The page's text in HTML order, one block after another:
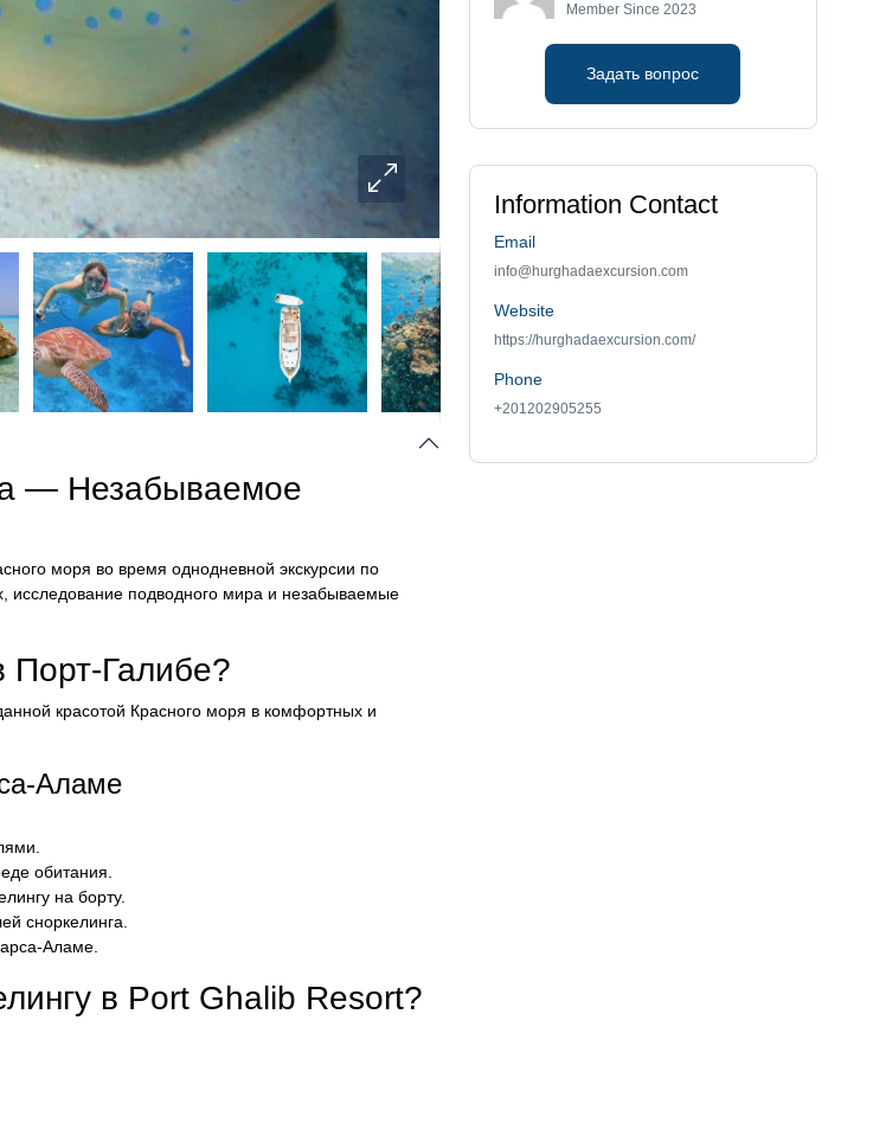
— Незабываемое
моря во время однодневной экскурсии по
исследование подводного мира и незабываемые
Порт-Галибе?
красотой Красного моря в комфортных и
Аламе
обитания.
на борту.
сноркелинга.
Аламе.
в Port Ghalib Resort?
Member Since 2023
Задать вопрос
Information Contact
Email
info@hurghadaexcursion.com
Website
https://hurghadaexcursion.com/
Phone
+201202905255